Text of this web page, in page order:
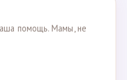
помощь. Мамы, не